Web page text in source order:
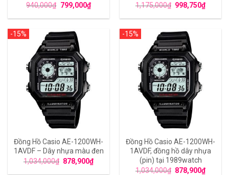
940,000₫ 799,000₫
1,175,000₫ 998,750₫
-15%
Đồng Hồ Casio AE-1200WH-
1AVDF – Dây nhựa màu đen
1,034,000₫ 878,900₫
-15%
Đồng Hồ Casio AE-1200WH-
1AVDF, đồng hồ dây nhựa
(pin) tại 1989watch
1,034,000₫ 878,900₫